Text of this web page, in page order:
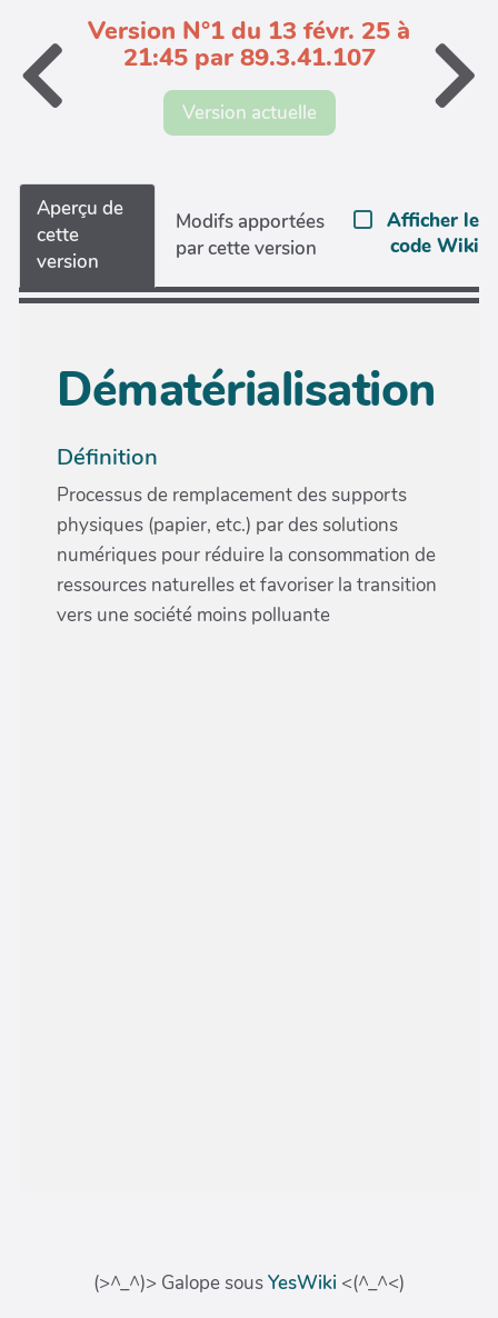
Version N°1 du 13 févr. 25 à
21:45 par 89.3.41.107
Version actuelle
Aperçu de
cette
version
Modifs apportées
par cette version
Afficher le
code Wiki
Dématérialisation
Définition
Processus de remplacement des supports
physiques (papier, etc.) par des solutions
numériques pour réduire la consommation de
ressources naturelles et favoriser la transition
vers une société moins polluante
(>^_^)> Galope sousYesWiki <(^_^<)